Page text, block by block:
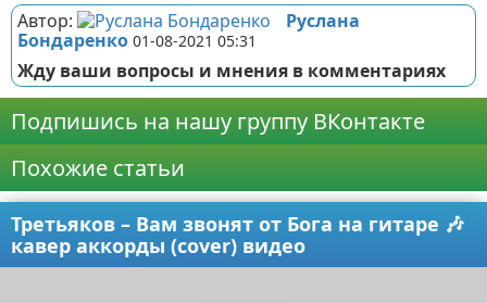
Автор:
Руслана
Бондаренко 01-08-2021 05:31
Жду ваши вопросы и мнения в комментариях
Подпишись на нашу группу ВКонтакте
Похожие статьи
Третьяков – Вам звонят от Бога на гитаре 🎶
кавер аккорды (cover) видео